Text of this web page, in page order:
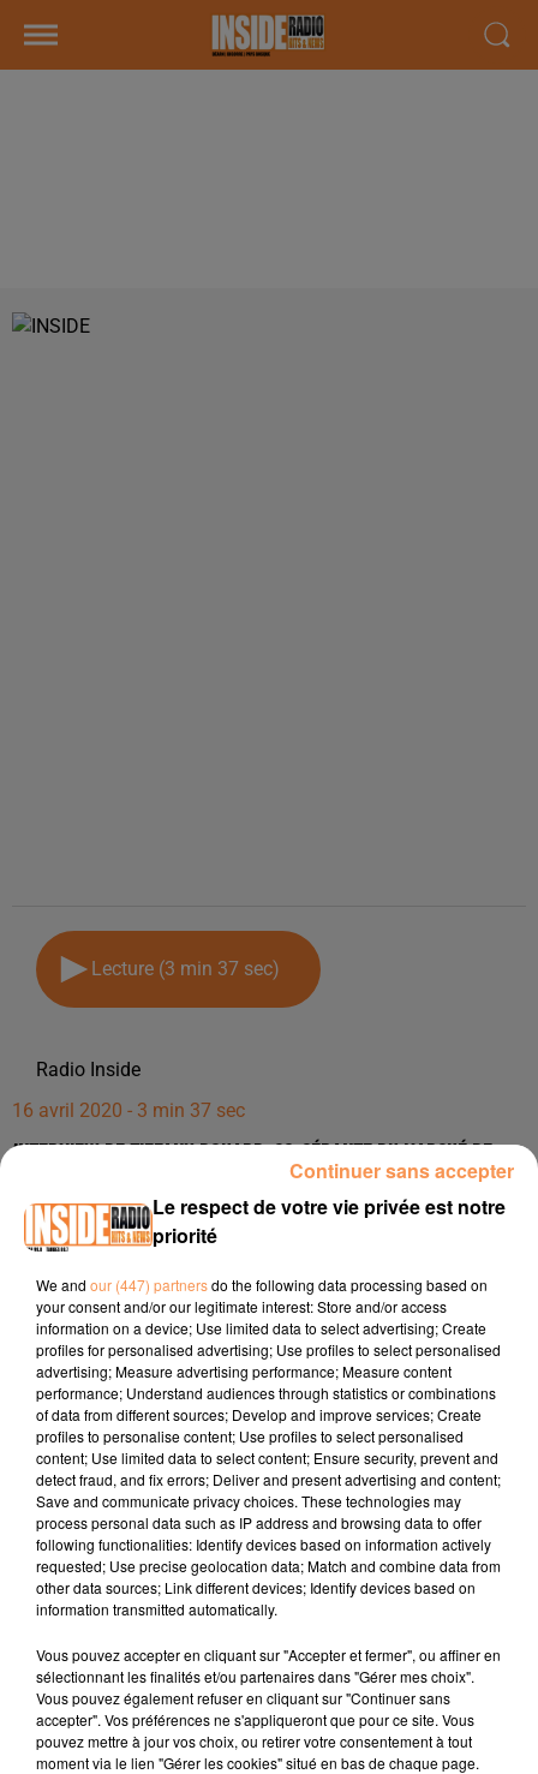
Lecture (3 min 37 sec)
Radio Inside
16 avril 2020 - 3 min 37 sec
INTERVIEW DE TIFFANY BOUARD, CO-GÉRANTE DU MARCHÉ DE
GALATÉE À LONS, SUR RADIO INSIDE !!!
Interview de Tiffany Bouard, Co-gérante du Marché de
Galatée à Lons, sur Radio Inside !!!
Adresse :72, Boulevard Charles de Gaulle, à Lons 64140
Mail : lemarchédegalatee@gmail.com
Téléphone : 09 67 41 36 65
Facebook :https://www.facebook.com/marchedegalatee/
TITRES DIFFUSÉS
19h18
19h18 19h15
19h15 19h11
19h11
Le respect de votre vie privée est notre
priorité
We and our (447) partnersdo the following data processing based on
your consent and/or our legitimate interest: Store and/or access
information on a device; Use limited data to select advertising; Create
profiles for personalised advertising; Use profiles to select personalised
advertising; Measure advertising performance; Measure content
performance; Understand audiences through statistics or combinations
of data from different sources; Develop and improve services; Create
profiles to personalise content; Use profiles to select personalised
content; Use limited data to select content; Ensure security, prevent and
detect fraud, and fix errors; Deliver and present advertising and content;
Save and communicate privacy choices. These technologies may
process personal data such as IP address and browsing data to offer
following functionalities: Identify devices based on information actively
requested; Use precise geolocation data; Match and combine data from
other data sources; Link different devices; Identify devices based on
information transmitted automatically.
Vous pouvez accepter en cliquant sur "Accepter et fermer", ou affiner en
sélectionnant les finalités et/ou partenaires dans "Gérer mes choix".
Vous pouvez également refuser en cliquant sur "Continuer sans
accepter". Vos préférences ne s'appliqueront que pour ce site. Vous
pouvez mettre à jour vos choix, ou retirer votre consentement à tout
moment via le lien "Gérer les cookies" situé en bas de chaque page.
Continuer sans accepter